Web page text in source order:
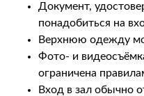
Документ,
понадобиться на
Верхнюю одежду
Фото- и
ограничена
Вход в зал обычно